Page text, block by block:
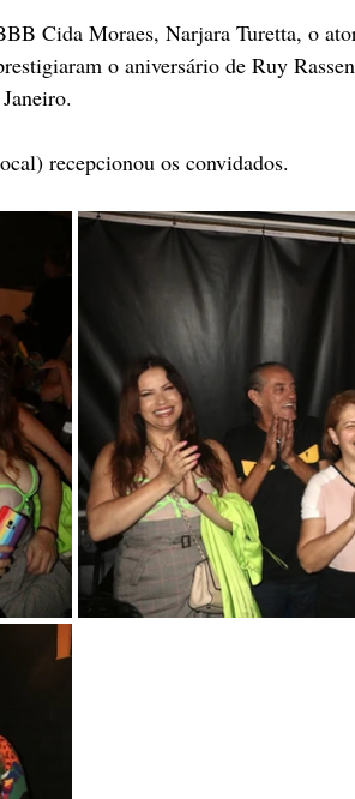
Cida Moraes, Narjara Turetta, o
o aniversário de Ruy
recepcionou os convidados.